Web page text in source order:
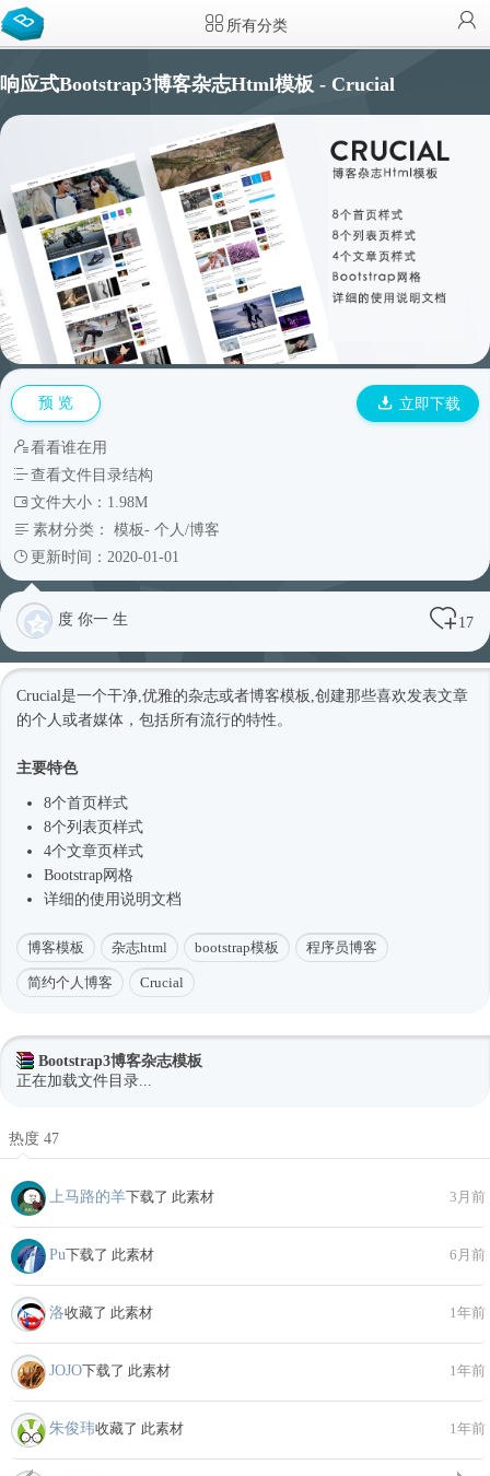
所有分类
响应式Bootstrap3博客杂志Html模板 - Crucial
预 览 立即下载
看看谁在用
查看文件目录结构
文件大小：1.98M
素材分类： 模板- 个人/博客
更新时间：2020-01-01
度 你一 生 17
Crucial是一个干净,优雅的杂志或者博客模板,创建那些喜欢发表文章
的个人或者媒体，包括所有流行的特性。
主要特色
8个首页样式
8个列表页样式
4个文章页样式
Bootstrap网格
详细的使用说明文档
博客模板 杂志html bootstrap模板 程序员博客
简约个人博客 Crucial
Bootstrap3博客杂志模板
正在加载文件目录...
热度 47
上马路的羊下载了 此素材 3月前
Pu下载了 此素材 6月前
洛收藏了 此素材 1年前
JOJO下载了 此素材 1年前
朱俊玮收藏了 此素材 1年前